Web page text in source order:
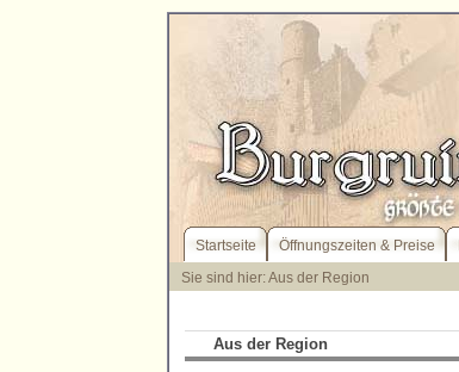
Startseite Öffnungszeiten & Preise
Sie sind hier: Aus der Region
Aus der Region